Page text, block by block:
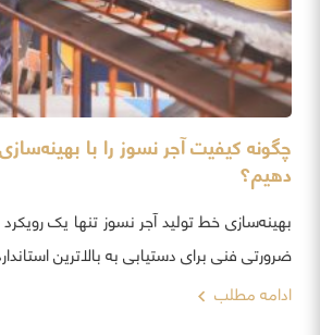
چگونه کیفیت آجر نسوز را با
دهیم؟
بهینه‌سازی خط تولید آجر نسوز تنها یک
ضرورتی فنی برای دستیابی به بالاترین
ادامه مطلب